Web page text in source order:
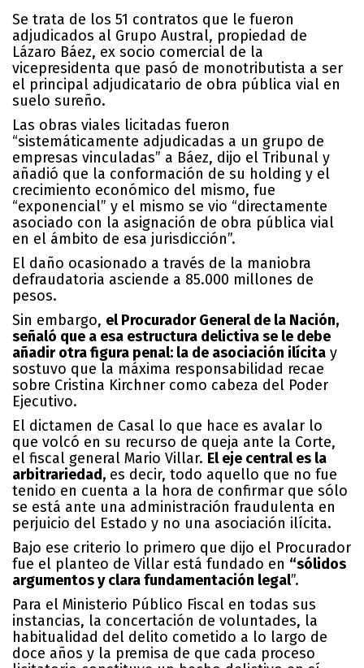
Se trata de los 51 contratos que le fueron
adjudicados al Grupo Austral, propiedad de
Lázaro Báez, ex socio comercial de la
vicepresidenta que pasó de monotributista a ser
el principal adjudicatario de obra pública vial en
suelo sureño.
Las obras viales licitadas fueron
“sistemáticamente adjudicadas a un grupo de
empresas vinculadas” a Báez, dijo el Tribunal y
añadió que la conformación de su holding y el
crecimiento económico del mismo, fue
“exponencial” y el mismo se vio “directamente
asociado con la asignación de obra pública vial
en el ámbito de esa jurisdicción”.
El daño ocasionado a través de la maniobra
defraudatoria asciende a 85.000 millones de
pesos.
Sin embargo, el Procurador General de la Nación,
señaló que a esa estructura delictiva se le debe
añadir otra figura penal: la de asociación ilícita y
sostuvo que la máxima responsabilidad recae
sobre Cristina Kirchner como cabeza del Poder
Ejecutivo.
El dictamen de Casal lo que hace es avalar lo
que volcó en su recurso de queja ante la Corte,
el fiscal general Mario Villar. El eje central es la
arbitrariedad, es decir, todo aquello que no fue
tenido en cuenta a la hora de confirmar que sólo
se está ante una administración fraudulenta en
perjuicio del Estado y no una asociación ilícita.
Bajo ese criterio lo primero que dijo el Procurador
fue el planteo de Villar está fundado en “sólidos
argumentos y clara fundamentación legal”.
Para el Ministerio Público Fiscal en todas sus
instancias, la concertación de voluntades, la
habitualidad del delito cometido a lo largo de
doce años y la premisa de que cada proceso